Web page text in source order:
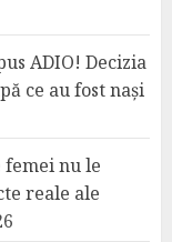
ADIO! Decizia
ce au fost nași
femei nu le
reale ale